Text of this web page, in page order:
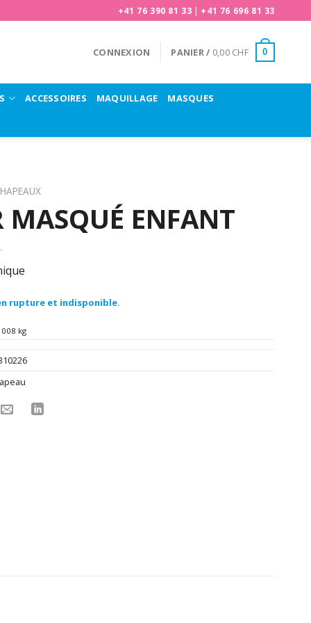
+41 76 390 81 33 | +41 76 696 81 33
CONNEXION PANIER / 0,00 CHF 0
ACCESSOIRES MAQUILLAGE MASQUES
MASQUÉ ENFANT
rupture et indisponible.
008 kg